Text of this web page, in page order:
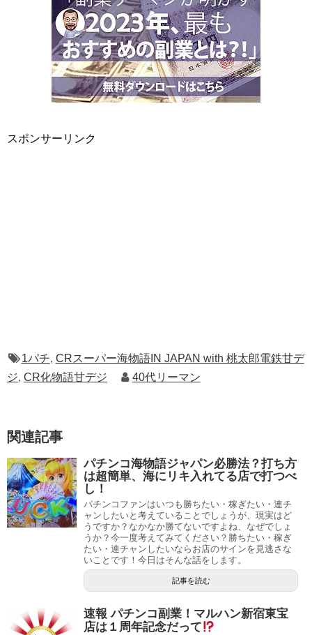
スポンサーリンク
1パチ, CRスーパー海物語IN JAPAN with 桃太郎電鉄甘デ
ジ, CR化物語甘デジ 40代リーマン
関連記事
パチンコ海物語ジャパン必勝法？打ち方
は超簡単、海にリキ入れてる店で打つべ
し！
パチンコファンはいつも勝ちたい・稼ぎたい・連チ
ャンしたいと考えていることでしょうが、現実はど
うですか？なかなか勝てないですよね、なぜでしょ
うか？今一度考えてみてください？勝ちたい・稼ぎ
たい・連チャンしたいならお店のサインを見逃さな
いことです！今日はそんな話をします。
記事を読む
速報 パチンコ副業！マルハン新宿東宝
店は１周年記念だって